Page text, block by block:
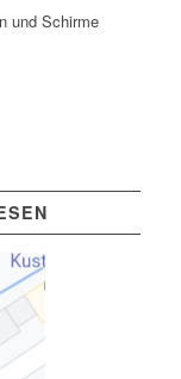
und Schirme